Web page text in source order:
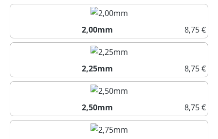
2,00mm
8,75 €
2,00mm
2,25mm
8,75 €
2,25mm
2,50mm
8,75 €
2,50mm